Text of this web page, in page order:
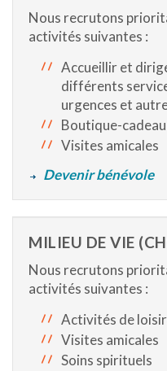
Nous recrutons
activités suivantes :
Accueillir et
différents
urgences et
Boutique-
Visites amicales
Devenir bénévole
MILIEU DE VIE
Nous recrutons
activités suivantes :
Activités de
Visites amicales
Soins spirituels